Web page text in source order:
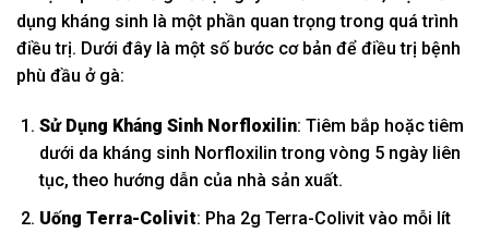
dụng kháng sinh là một phần quan trọng trong quá trình
điều trị. Dưới đây là một số bước cơ bản để điều trị bệnh
phù đầu ở gà:
Sử Dụng Kháng Sinh Norfloxilin: Tiêm bắp hoặc tiêm
dưới da kháng sinh Norfloxilin trong vòng 5 ngày liên
tục, theo hướng dẫn của nhà sản xuất.
Uống Terra-Colivit: Pha 2g Terra-Colivit vào mỗi lít